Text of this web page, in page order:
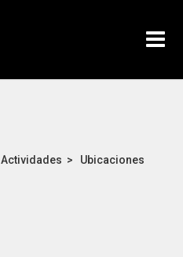
Actividades > Ubicaciones